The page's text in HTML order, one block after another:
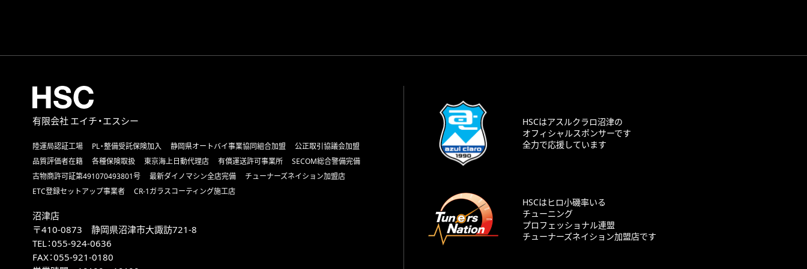
HSCはアスルクラロ沼津の
オフィシャルスポンサーです
全力で応援しています
HSCはヒロ小磯率いる
チューニング
プロフェッショナル連盟
チューナーズネイション加盟店です
有限会社 エイチ・エスシー
陸運局認証工場 PL・整備受託保険加入 静岡県オートバイ事業協同組合加盟
公正取引協議会加盟
品質評価者在籍
各種保険取扱 東京海上日動代理店 有償運送許可事業所
SECOM総合警備完備
古物商許可証第491070493801号
最新ダイノマシン全店完備
チューナーズネイション加盟店
ETC登録セットアップ事業者
CR-1ガラスコーティング施工店
沼津店
〒410-0873 静岡県沼津市大諏訪721-8
TEL：055-924-0636
FAX：055-921-0180